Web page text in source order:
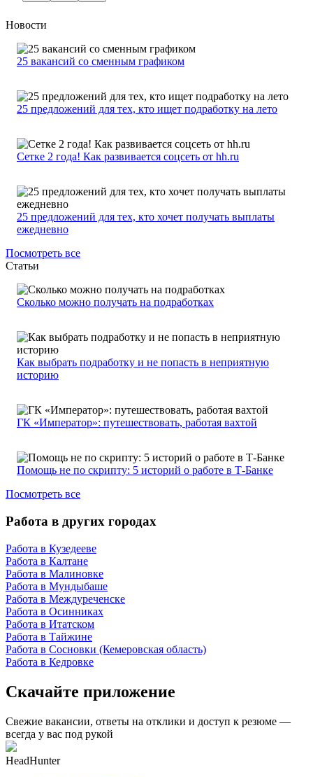
Новости
25 вакансий со сменным графиком
25 предложений для тех, кто ищет подработку на лето
Сетке 2 года! Как развивается соцсеть от hh.ru
25 предложений для тех, кто хочет получать выплаты
ежедневно
Посмотреть все
Статьи
Сколько можно получать на подработках
Как выбрать подработку и не попасть в неприятную
историю
ГК «Император»: путешествовать, работая вахтой
Помощь не по скрипту: 5 историй о работе в Т-Банке
Посмотреть все
Работа в других городах
Работа в Кузедееве
Работа в Калтане
Работа в Малиновке
Работа в Мундыбаше
Работа в Междуреченске
Работа в Осинниках
Работа в Итатском
Работа в Тайжине
Работа в Сосновки (Кемеровская область)
Работа в Кедровке
Скачайте приложение
Свежие вакансии, ответы на отклики и доступ к резюме —
всегда у вас под рукой
HeadHunter